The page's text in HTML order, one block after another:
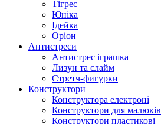
Тігрес
Юніка
Ідейка
Оріон
Антистреси
Антистрес іграшка
Лизун та слайм
Стретч-фигурки
Конструктори
Конструктора електроні
Конструктори для малюків
Конструктори пластикові